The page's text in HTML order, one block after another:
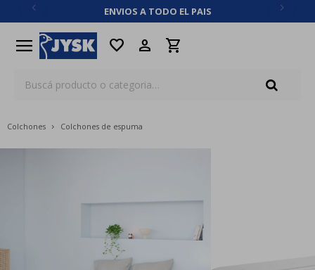
ENVIOS A TODO EL PAIS
menu favorite
Colchones Colchones de espuma
close